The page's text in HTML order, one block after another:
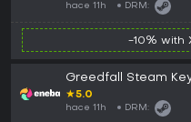
hace 11h DRM:
-10% with
Greedfall Steam Key
★5.0
hace 11h DRM: